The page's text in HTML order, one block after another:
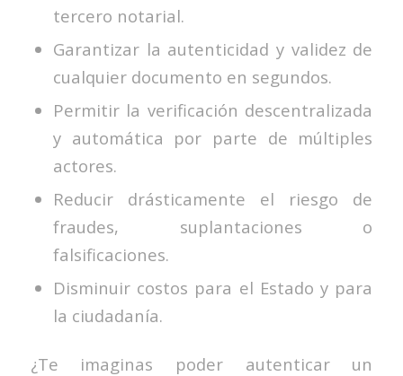
tercero notarial.
Garantizar la autenticidad y validez de
cualquier documento en segundos.
Permitir la verificación descentralizada
y automática por parte de múltiples
actores.
Reducir drásticamente el riesgo de
fraudes, suplantaciones o
falsificaciones.
Disminuir costos para el Estado y para
la ciudadanía.
¿Te imaginas poder autenticar un